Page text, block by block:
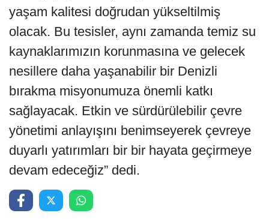
yaşam kalitesi doğrudan yükseltilmiş
olacak. Bu tesisler, aynı zamanda temiz su
kaynaklarımızın korunmasına ve gelecek
nesillere daha yaşanabilir bir Denizli
bırakma misyonumuza önemli katkı
sağlayacak. Etkin ve sürdürülebilir çevre
yönetimi anlayışını benimseyerek çevreye
duyarlı yatırımları bir bir hayata geçirmeye
devam edeceğiz” dedi.